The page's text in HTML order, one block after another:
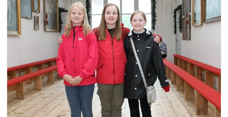
Wergelandslunden. Foto: Bjørn Hytjanstorp